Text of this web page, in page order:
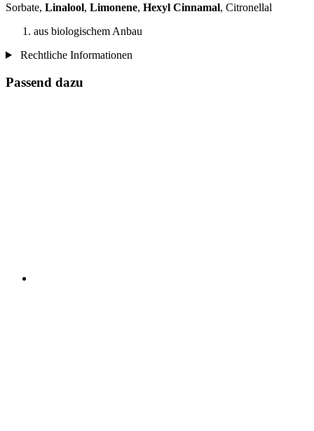
Sorbate, Linalool, Limonene, Hexyl Cinnamal, Citronellal
aus biologischem Anbau
Rechtliche Informationen
Passend dazu